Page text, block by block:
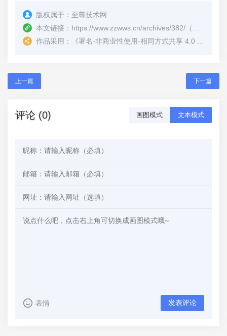
版权属于： 至尊技术网
本文链接： https://www.zzwws.cn/archives/382/ （转载时请注明本文出处及文章链接）
作品采用：
《署名-非商业性使用-相同方式共享 4.0 国际 (CC BY-NC-SA 4.0)
上一篇 下一篇
评论 (0) 画图模式 文本模式
表情 发表评论